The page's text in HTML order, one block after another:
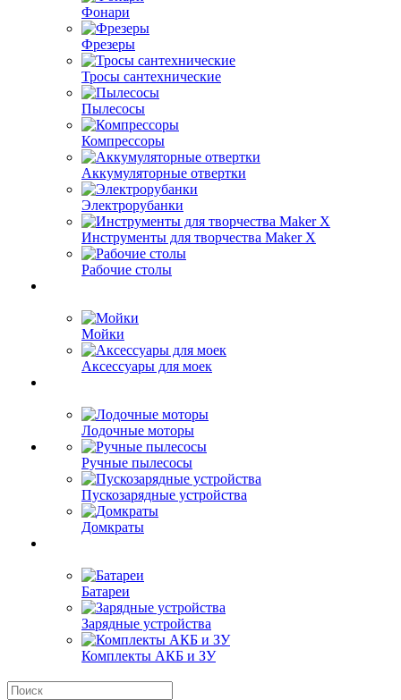
Фонари
Фрезеры
Тросы сантехнические
Пылесосы
Компрессоры
Аккумуляторные отвертки
Электрорубанки
Инструменты для творчества Maker X
Рабочие столы
Мойки
Аксессуары для моек
Лодочные моторы
Ручные пылесосы
Пускозарядные устройства
Домкраты
Батареи
Зарядные устройства
Комплекты АКБ и ЗУ